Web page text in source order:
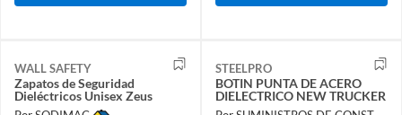
WALL SAFETY
Zapatos de Seguridad
Dieléctricos Unisex Zeus
STEELPRO
BOTIN PUNTA DE ACERO
DIELECTRICO NEW TRUCKER